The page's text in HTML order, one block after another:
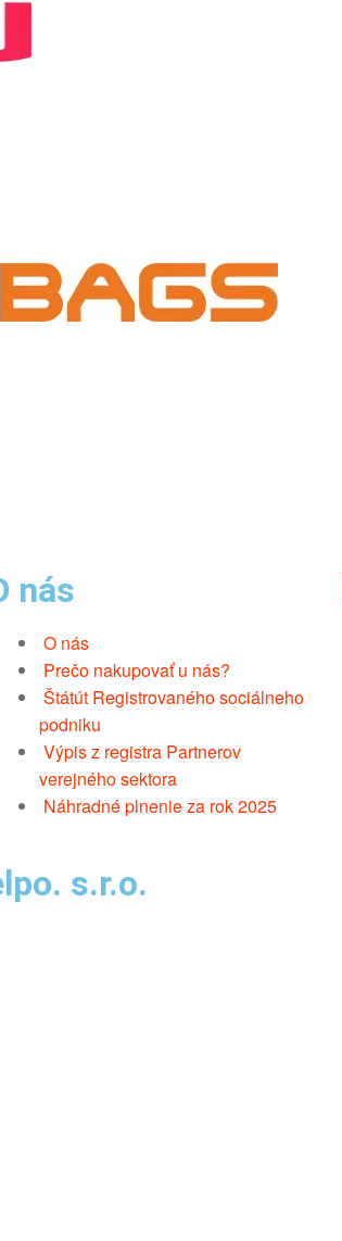
nás
O nás
Prečo nakupovať u nás?
Štátút Registrovaného sociálneho
podniku
Výpis z registra Partnerov
verejného sektora
Náhradné plnenie za rok 2025
s.r.o.